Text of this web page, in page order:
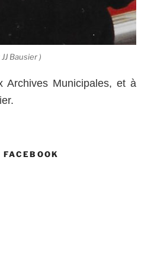
Bausier )
Archives Municipales, et à